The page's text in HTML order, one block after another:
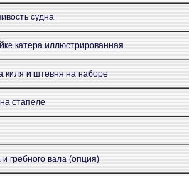
судна
катера иллюстрированная
киля и штевня на наборе
стапеле
и гребного вала (опция)